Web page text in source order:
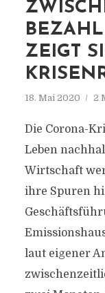
ZEIGT
18. Mai 2020 2
Die Corona-
Leben
Wirtschaft
ihre Spuren
laut eigener